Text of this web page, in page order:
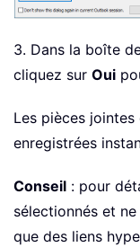
3. Dans la boîte
cliquez sur Oui
Les pièces
enregistrées
Conseil : pour
sélectionnés et
que des liens